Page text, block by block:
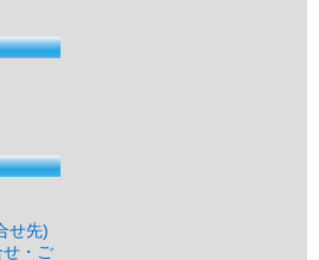
せ先)
・ご